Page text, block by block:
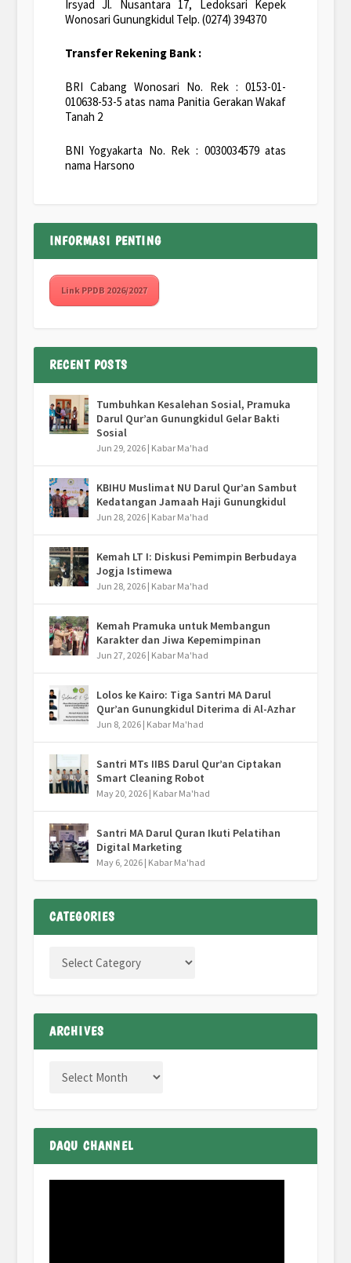
Irsyad Jl. Nusantara 17, Ledoksari Kepek
Wonosari Gunungkidul Telp. (0274) 394370
Transfer Rekening Bank :
BRI Cabang Wonosari No. Rek : 0153-01-
010638-53-5 atas nama Panitia Gerakan Wakaf
Tanah 2
BNI Yogyakarta No. Rek : 0030034579 atas
nama Harsono
INFORMASI PENTING
Link PPDB 2026/2027
RECENT POSTS
Tumbuhkan Kesalehan Sosial, Pramuka
Darul Qur’an Gunungkidul Gelar Bakti
Sosial
Jun 29, 2026| Kabar Ma'had
KBIHU Muslimat NU Darul Qur’an Sambut
Kedatangan Jamaah Haji Gunungkidul
Jun 28, 2026| Kabar Ma'had
Kemah LT I: Diskusi Pemimpin Berbudaya
Jogja Istimewa
Jun 28, 2026| Kabar Ma'had
Kemah Pramuka untuk Membangun
Karakter dan Jiwa Kepemimpinan
Jun 27, 2026| Kabar Ma'had
Lolos ke Kairo: Tiga Santri MA Darul
Qur’an Gunungkidul Diterima di Al-Azhar
Jun 8, 2026| Kabar Ma'had
Santri MTs IIBS Darul Qur’an Ciptakan
Smart Cleaning Robot
May 20, 2026| Kabar Ma'had
Santri MA Darul Quran Ikuti Pelatihan
Digital Marketing
May 6, 2026| Kabar Ma'had
CATEGORIES
ARCHIVES
DAQU CHANNEL